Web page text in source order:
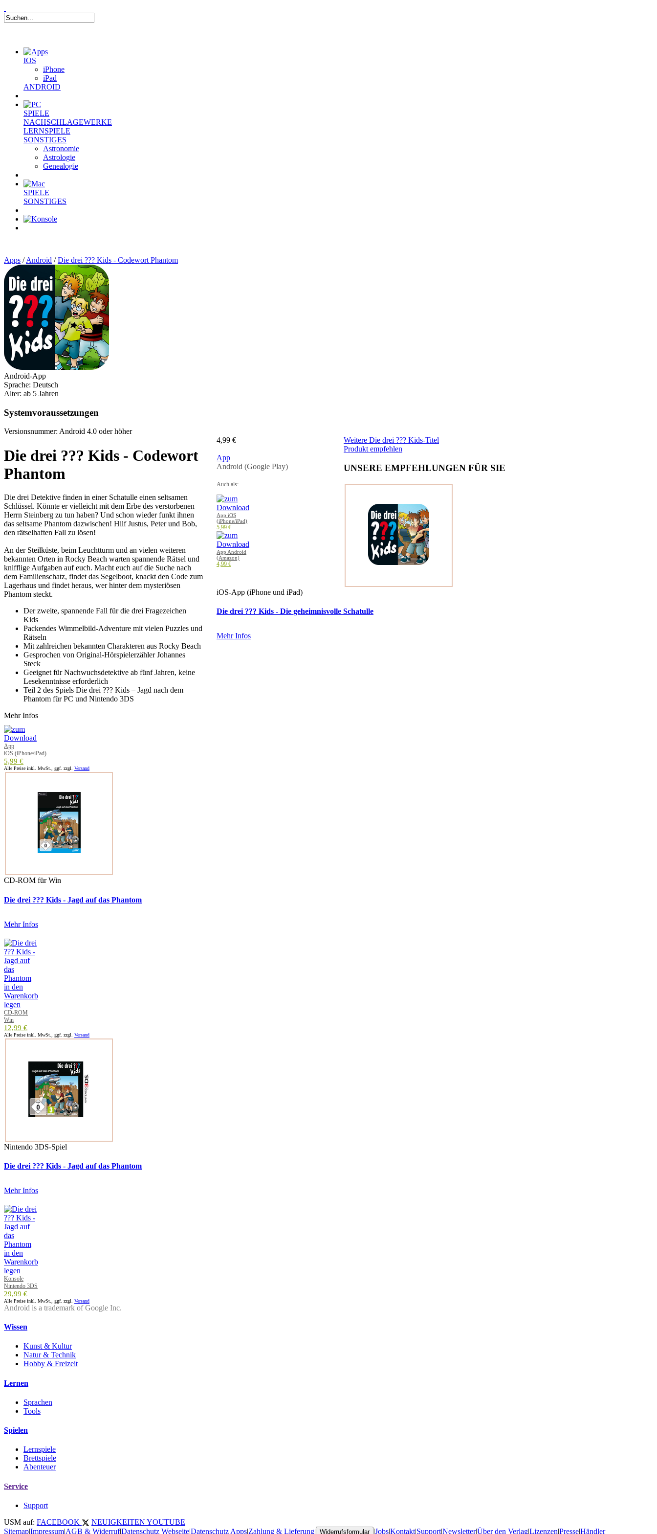
IOS
iPhone
iPad
ANDROID
SPIELE
NACHSCHLAGEWERKE
LERNSPIELE
SONSTIGES
Astronomie
Astrologie
Genealogie
SPIELE
SONSTIGES
Apps /Android /Die drei ??? Kids - Codewort Phantom
Android-App
Sprache: Deutsch
Alter: ab 5 Jahren
Systemvoraussetzungen
Versionsnummer: Android 4.0 oder höher
Die drei ??? Kids - Codewort
Phantom
Die drei Detektive finden in einer Schatulle einen seltsamen
Schlüssel. Könnte er vielleicht mit dem Erbe des verstorbenen
Herrn Steinberg zu tun haben? Und schon wieder funkt ihnen
das seltsame Phantom dazwischen! Hilf Justus, Peter und Bob,
den rätselhaften Fall zu lösen!
An der Steilküste, beim Leuchtturm und an vielen weiteren
bekannten Orten in Rocky Beach warten spannende Rätsel und
knifflige Aufgaben auf euch. Macht euch auf die Suche nach
dem Familienschatz, findet das Segelboot, knackt den Code zum
Lagerhaus und findet heraus, wer hinter dem mysteriösen
Phantom steckt.
Der zweite, spannende Fall für die drei Fragezeichen
Kids
Packendes Wimmelbild-Adventure mit vielen Puzzles und
Rätseln
Mit zahlreichen bekannten Charakteren aus Rocky Beach
Gesprochen von Original-Hörspielerzähler Johannes
Steck
Geeignet für Nachwuchsdetektive ab fünf Jahren, keine
Lesekenntnisse erforderlich
Teil 2 des Spiels Die drei ??? Kids – Jagd nach dem
Phantom für PC und Nintendo 3DS
Mehr Infos
4,99 €
App
Android (Google Play)
Auch als:
App iOS
(iPhone/iPad)
5,99 €
App Android
(Amazon)
4,99 €
Weitere Die drei ??? Kids-Titel
Produkt empfehlen
UNSERE EMPFEHLUNGEN FÜR SIE
iOS-App (iPhone und iPad)
Die drei ??? Kids - Die geheimnisvolle Schatulle
Mehr Infos
App
iOS (iPhone/iPad)
5,99 €
Alle Preise inkl. MwSt., ggf. zzgl. Versand
CD-ROM für Win
Die drei ??? Kids - Jagd auf das Phantom
Mehr Infos
CD-ROM
Win
12,99 €
Alle Preise inkl. MwSt., ggf. zzgl. Versand
Nintendo 3DS-Spiel
Die drei ??? Kids - Jagd auf das Phantom
Mehr Infos
Konsole
Nintendo 3DS
29,99 €
Alle Preise inkl. MwSt., ggf. zzgl. Versand
Android is a trademark of Google Inc.
Wissen
Kunst & Kultur
Natur & Technik
Hobby & Freizeit
Lernen
Sprachen
Tools
Spielen
Lernspiele
Brettspiele
Abenteuer
Service
Support
USM auf: FACEBOOK NEUIGKEITEN YOUTUBE
Sitemap|Impressum|AGB & Widerruf|Datenschutz Webseite|Datenschutz Apps|Zahlung & Lieferung| Widerrufsformular |Jobs|Kontakt|Support|Newsletter|Über den Verlag|Lizenzen|Presse|Händler